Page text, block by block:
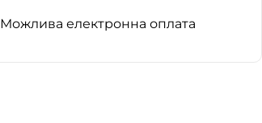
Можлива електронна оплата